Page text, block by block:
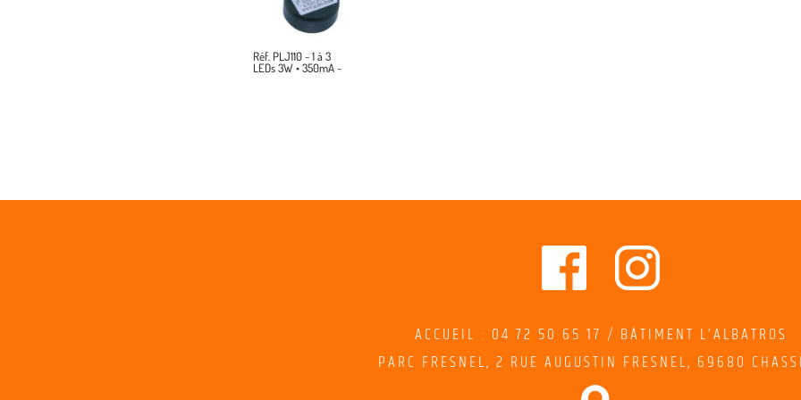
Réf. PLJ110 ~ 1 à 3
LEDs 3W • 350mA ~
ACCUEIL : 04 72 50 65 17 / BÂTIMENT L’ALBATROS
PARC FRESNEL, 2 RUE AUGUSTIN FRESNEL, 69680